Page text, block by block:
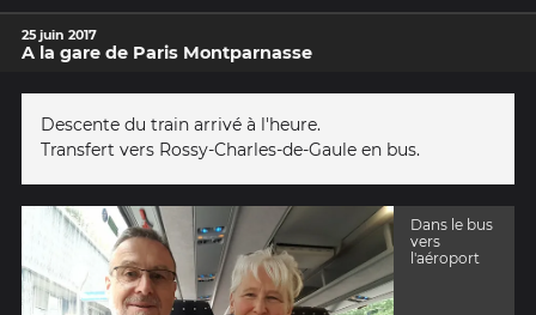
25 juin 2017
A la gare de Paris Montparnasse
Descente du train arrivé à l'heure.
Transfert vers Rossy-Charles-de-Gaule en bus.
Dans le bus
vers
l'aéroport